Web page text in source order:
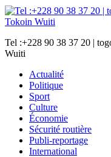
Tel :+228 90 38 37 20 |
Wuiti
Actualité
Politique
Sport
Culture
Économie
Sécurité routière
Publi-reportage
International